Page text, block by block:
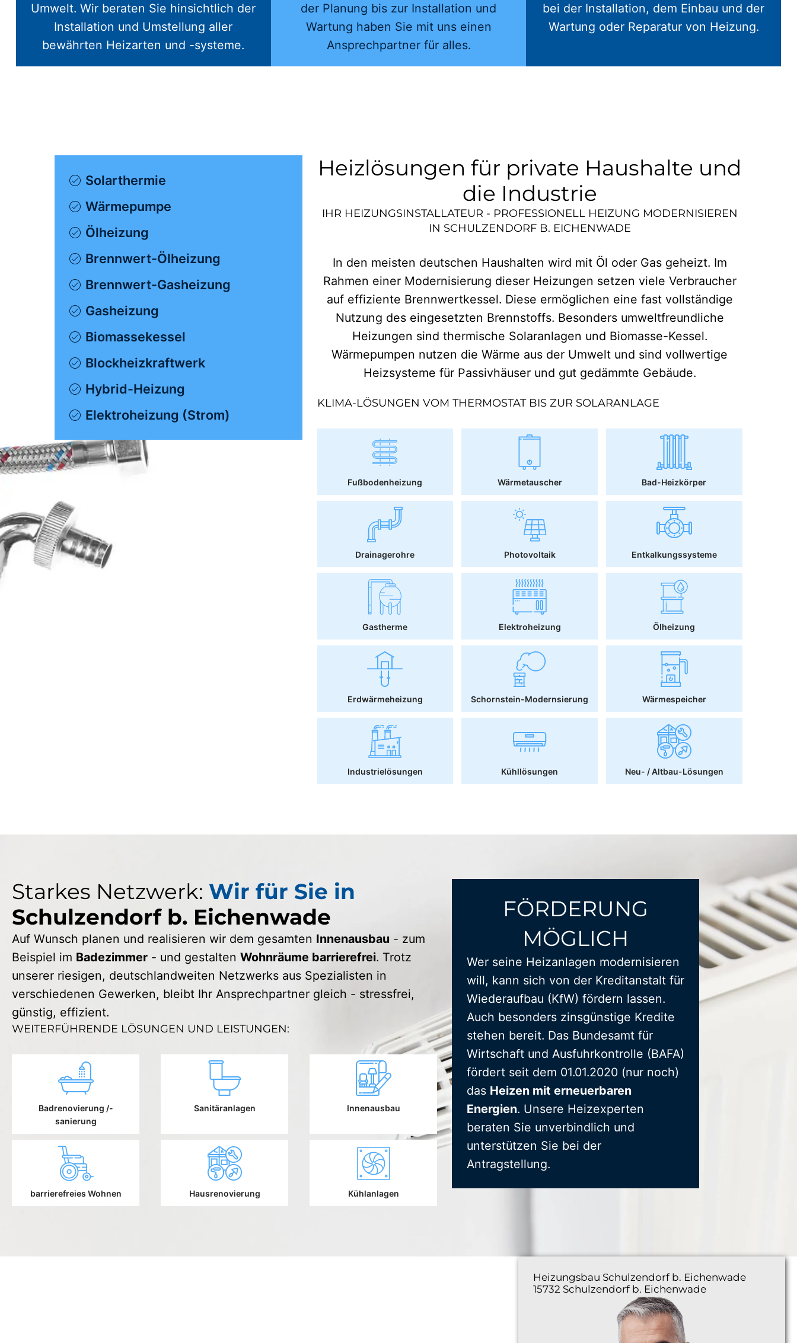
Umwelt. Wir beraten Sie hinsichtlich der
Installation und Umstellung aller
bewährten Heizarten und -systeme.
der Planung bis zur Installation und
Wartung haben Sie mit uns einen
Ansprechpartner für alles.
bei der Installation, dem Einbau und der
Wartung oder Reparatur von Heizung.
Solarthermie
Wärmepumpe
Ölheizung
Brennwert-Ölheizung
Brennwert-Gasheizung
Gasheizung
Biomassekessel
Blockheizkraftwerk
Hybrid-Heizung
Elektroheizung (Strom)
Heizlösungen für private Haushalte und
die Industrie
IHR HEIZUNGSINSTALLATEUR - PROFESSIONELL HEIZUNG MODERNISIEREN
IN SCHULZENDORF B. EICHENWADE
In den meisten deutschen Haushalten wird mit Öl oder Gas geheizt. Im
Rahmen einer Modernisierung dieser Heizungen setzen viele Verbraucher
auf effiziente Brennwertkessel. Diese ermöglichen eine fast vollständige
Nutzung des eingesetzten Brennstoffs. Besonders umweltfreundliche
Heizungen sind thermische Solaranlagen und Biomasse-Kessel.
Wärmepumpen nutzen die Wärme aus der Umwelt und sind vollwertige
Heizsysteme für Passivhäuser und gut gedämmte Gebäude.
KLIMA-LÖSUNGEN VOM THERMOSTAT BIS ZUR SOLARANLAGE
Fußbodenheizung Wärmetauscher Bad-Heizkörper
Drainagerohre Photovoltaik Entkalkungssysteme
Gastherme Elektroheizung Ölheizung
Erdwärmeheizung Schornstein-Modernsierung Wärmespeicher
Industrielösungen Kühllösungen Neu- / Altbau-Lösungen
Starkes Netzwerk: Wir für Sie in
Schulzendorf b. Eichenwade
Auf Wunsch planen und realisieren wir dem gesamten Innenausbau - zum
Beispiel im Badezimmer - und gestalten Wohnräume barrierefrei. Trotz
unserer riesigen, deutschlandweiten Netzwerks aus Spezialisten in
verschiedenen Gewerken, bleibt Ihr Ansprechpartner gleich - stressfrei,
günstig, effizient.
WEITERFÜHRENDE LÖSUNGEN UND LEISTUNGEN:
Badrenovierung /-
sanierung
Sanitäranlagen Innenausbau
barrierefreies Wohnen Hausrenovierung Kühlanlagen
FÖRDERUNG
MÖGLICH
Wer seine Heizanlagen modernisieren
will, kann sich von der Kreditanstalt für
Wiederaufbau (KfW) fördern lassen.
Auch besonders zinsgünstige Kredite
stehen bereit. Das Bundesamt für
Wirtschaft und Ausfuhrkontrolle (BAFA)
fördert seit dem 01.01.2020 (nur noch)
das Heizen mit erneuerbaren
Energien. Unsere Heizexperten
beraten Sie unverbindlich und
unterstützen Sie bei der
Antragstellung.
Heizungsbau Schulzendorf b. Eichenwade
15732 Schulzendorf b. Eichenwade